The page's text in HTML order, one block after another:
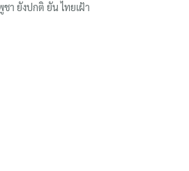
า ยังปกติ ยัน ไทยเฝ้า